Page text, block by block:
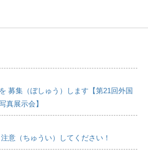
募集（ぼしゅう）します【第21回外国
真展示会】
意（ちゅうい）してください！